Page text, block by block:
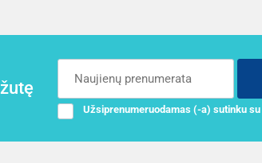
Užsiprenumeruodamas (-a) sutinku su